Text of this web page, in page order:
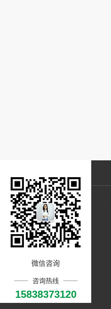
微信咨询
咨询热线
15838373120